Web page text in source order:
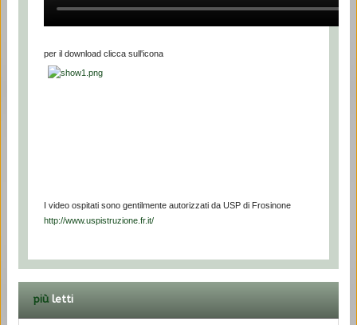
per il download clicca sull'icona
I video ospitati sono gentilmente autorizzati da USP di Frosinone
http://www.uspistruzione.fr.it/
piùletti